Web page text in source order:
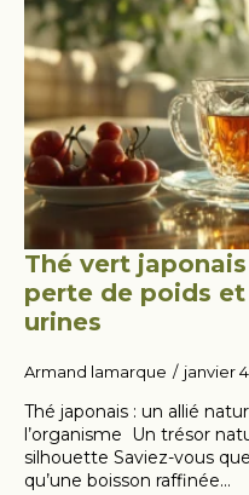
Thé vert
perte de poids
urines
Armand lamarque janvier
Thé japonais : un allié
l’organisme Un trésor
silhouette Saviez-vous
qu’une boisson raffinée…